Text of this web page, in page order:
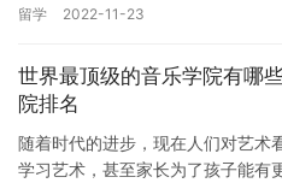
草根品…
留学 2022-11-23
世界最顶级的音乐学院有哪
院排名
随着时代的进步，现在人们对艺术
学习艺术，甚至家长为了孩子能有